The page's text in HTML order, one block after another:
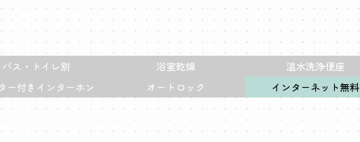
バス・トイレ別 浴室乾燥
温水洗浄便座
ー付きインターホン
オートロック インターネット無料